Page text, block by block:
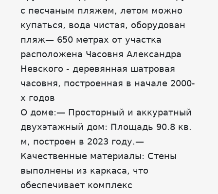
с песчаным пляжем, летом можно
купаться, вода чистая, оборудован
пляж— 650 метрах от участка
расположена Часовня Александра
Невского - деревянная шатровая
часовня, построенная в начале 2000-
х годов
О доме:— Просторный и аккуратный
двухэтажный дом: Площадь 90.8 кв.
м, построен в 2023 году.—
Качественные материалы: Стены
выполнены из каркаса, что
обеспечивает комплекс